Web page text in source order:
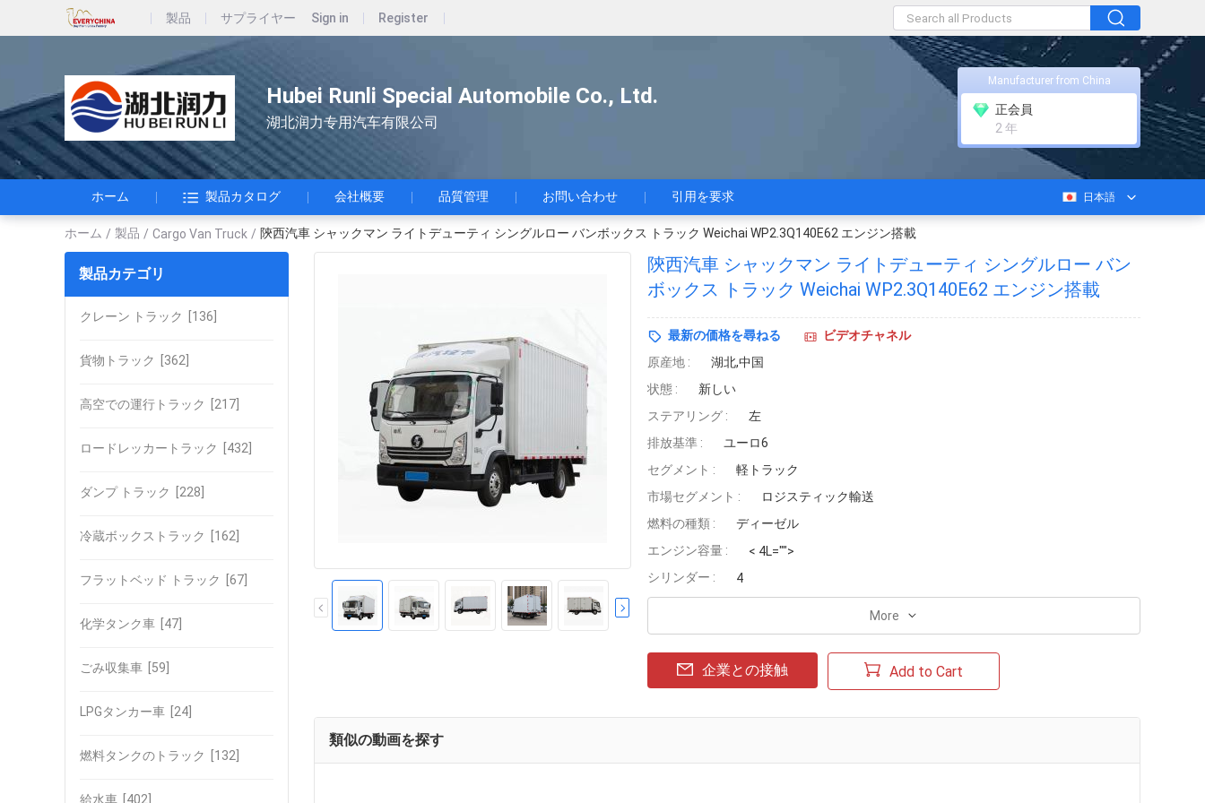
製品 サプライヤー Sign in Register
Hubei Runli Special Automobile Co., Ltd.
湖北润力专用汽车有限公司
Manufacturer from China
正会員
2 年
ホーム 製品カタログ 会社概要 品質管理 お問い合わせ 引用を要求 日本語
ホーム / 製品 / Cargo Van Truck / 陝西汽車 シャックマン ライトデューティ シングルロー バンボックス トラック Weichai WP2.3Q140E62 エンジン搭載
製品カテゴリ
クレーン トラック [136]
貨物トラック [362]
高空での運行トラック [217]
ロードレッカートラック [432]
ダンプ トラック [228]
冷蔵ボックストラック [162]
フラットベッド トラック [67]
化学タンク車 [47]
ごみ収集車 [59]
LPGタンカー車 [24]
燃料タンクのトラック [132]
給水車 [402]
陝西汽車 シャックマン ライトデューティ シングルロー バン
ボックス トラック Weichai WP2.3Q140E62 エンジン搭載
最新の価格を尋ねる
ビデオチャネル
原産地 :
湖北,中国
状態 :
新しい
ステアリング :
左
排放基準 :
ユーロ6
セグメント :
軽トラック
市場セグメント :
ロジスティック輸送
燃料の種類 :
ディーゼル
エンジン容量 :
< 4L="">
シリンダー :
4
More
企業との接触 Add to Cart
類似の動画を探す